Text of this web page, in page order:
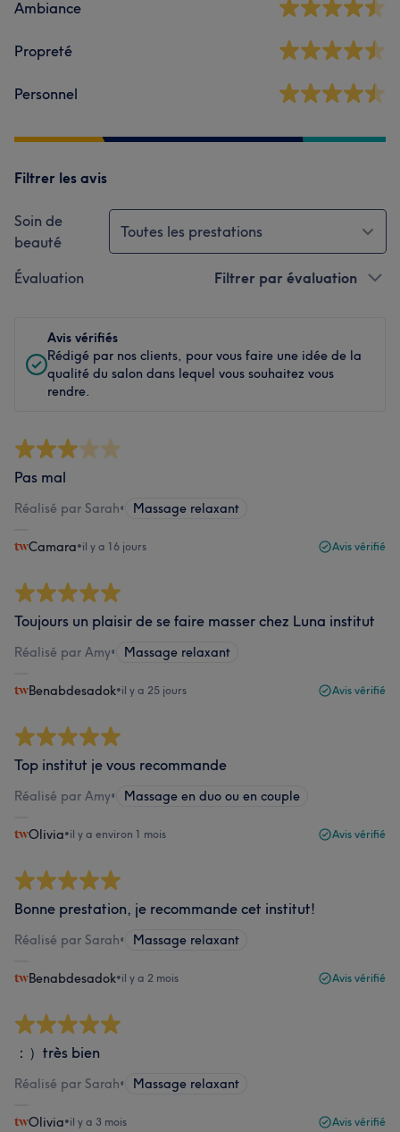
Ambiance
Propreté
Personnel
Filtrer les avis
Soin de
beauté
Toutes les prestations
Évaluation Filtrer par évaluation
Avis vérifiés
Rédigé par nos clients, pour vous faire une idée de la
qualité du salon dans lequel vous souhaitez vous
rendre.
Pas mal
Réalisé par Sarah• Massage relaxant
Camara•il y a 16 jours Avis vérifié
Toujours un plaisir de se faire masser chez Luna institut
Réalisé par Amy• Massage relaxant
Benabdesadok•il y a 25 jours Avis vérifié
Top institut je vous recommande
Réalisé par Amy• Massage en duo ou en couple
Olivia•il y a environ 1 mois Avis vérifié
Bonne prestation, je recommande cet institut!
Réalisé par Sarah• Massage relaxant
Benabdesadok•il y a 2 mois Avis vérifié
：）très bien
Réalisé par Sarah• Massage relaxant
Olivia•il y a 3 mois Avis vérifié